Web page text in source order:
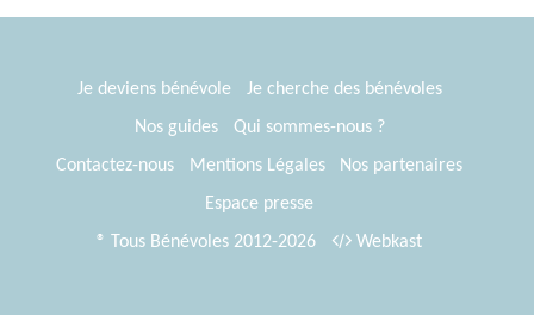
Je deviens bénévole
Je cherche des bénévoles
Nos guides
Qui sommes-nous ?
Contactez-nous
Mentions Légales
Nos partenaires
Espace presse
® Tous Bénévoles 2012-2026
Webkast